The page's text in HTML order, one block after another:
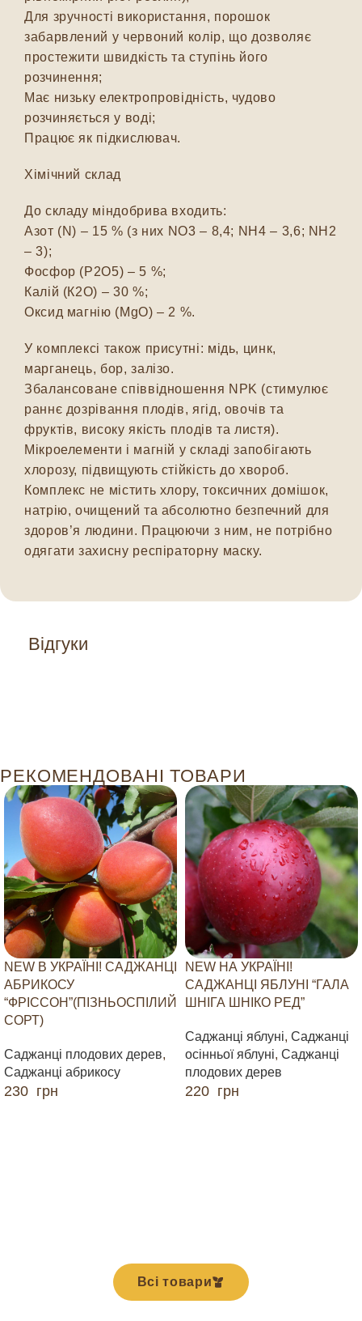
Відгуки
Для зручності використання, порошок
забарвлений у червоний колір, що дозволяє
простежити швидкість та ступінь його
розчинення;
Має низьку електропровідність, чудово
розчиняється у воді;
Працює як підкислювач.
Хімічний склад
До складу міндобрива входить:
Азот (N) – 15 % (з них NO3 – 8,4; NH4 – 3,6; NH2
– 3);
Фосфор (Р2О5) – 5 %;
Калій (К2О) – 30 %;
Оксид магнію (MgO) – 2 %.
У комплексі також присутні: мідь, цинк,
марганець, бор, залізо.
Збалансоване співвідношення NPK (стимулює
раннє дозрівання плодів, ягід, овочів та
фруктів, високу якість плодів та листя).
Мікроелементи і магній у складі запобігають
хлорозу, підвищують стійкість до хвороб.
Комплекс не містить хлору, токсичних домішок,
натрію, очищений та абсолютно безпечний для
здоров’я людини. Працюючи з ним, не потрібно
одягати захисну респіраторну маску.
РЕКОМЕНДОВАНІ ТОВАРИ
NEW В УКРАЇНІ! САДЖАНЦІ
АБРИКОСУ
“ФРІССОН”(ПІЗНЬОСПІЛИЙ
СОРТ)
Саджанці плодових дерев,
Саджанці абрикосу
230 грн
NEW НА УКРАЇНІ!
САДЖАНЦІ ЯБЛУНІ “ГАЛА
ШНІГА ШНІКО РЕД”
Саджанці яблуні, Саджанці
осінньої яблуні, Саджанці
плодових дерев
220 грн
Всі товари